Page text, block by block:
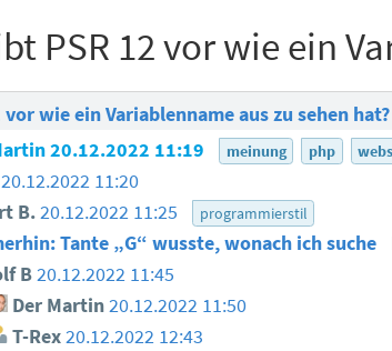
PSR 12 vor wie ein
wie ein Variablenname aus zu sehen hat?
20.12.2022 11:19 meinung php
20.12.2022 11:20
B.20.12.2022 11:25 programmierstil
Tante „G“ wusste, wonach ich suche
B20.12.2022 11:45
Der Martin20.12.2022 11:50
T-Rex20.12.2022 12:43